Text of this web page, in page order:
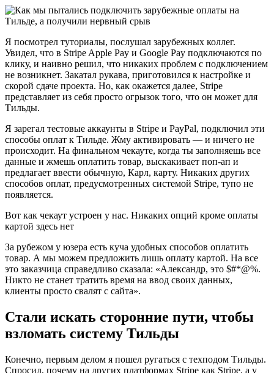
Я посмотрел туториалы, послушал зарубежных коллег.
Увидел, что в Stripe Apple Pay и Google Pay подключаются по
клику, и наивно решил, что никаких проблем с подключением
не возникнет. Закатал рукава, приготовился к настройке и
скорой сдаче проекта. Но, как окажется далее, Stripe
представляет из себя просто огрызок того, что он может для
Тильды.
Я зарегал тестовые аккаунты в Stripe и PayPal, подключил эти
способы оплат к Тильде. Жму активировать — и ничего не
происходит. На финальном чекауте, когда ты заполняешь все
данные и жмешь оплатить товар, выскакивает поп-ап и
предлагает ввести обычную, Карл, карту. Никаких других
способов оплат, предусмотренных системой Stripe, тупо не
появляется.
Вот как чекаут устроен у нас. Никаких опций кроме оплаты
картой здесь нет
За рубежом у юзера есть куча удобных способов оплатить
товар. А мы можем предложить лишь оплату картой. На все
это заказчица справедливо сказала: «Александр, это $#*@%.
Никто не станет тратить время на ввод своих данных,
клиенты просто свалят с сайта».
Стали искать сторонние пути, чтобы
взломать систему Тильды
Конечно, первым делом я пошел ругаться с техподом Тильды.
Спросил, почему на других платформах Stripe как Stripe, а у